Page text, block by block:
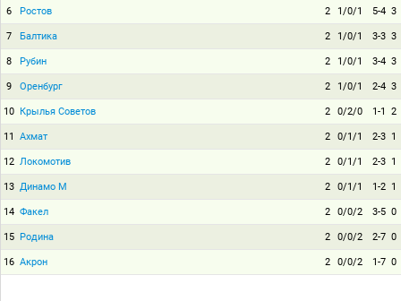
6 Ростов 2 1/0/1 5-4 3
7 Балтика 2 1/0/1 3-3 3
8 Рубин 2 1/0/1 3-4 3
9 Оренбург 2 1/0/1 2-4 3
10 Крылья Советов 2 0/2/0 1-1 2
11 Ахмат 2 0/1/1 2-3 1
12 Локомотив 2 0/1/1 2-3 1
13 Динамо М 2 0/1/1 1-2 1
14 Факел 2 0/0/2 3-5 0
15 Родина 2 0/0/2 2-7 0
16 Акрон 2 0/0/2 1-7 0